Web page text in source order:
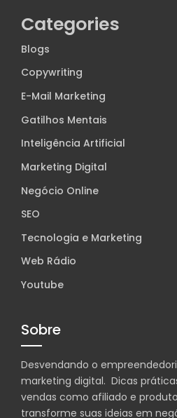
Categories
Blogs
Copywriting
E-Mail Marketing
Gatilhos Mentais
Inteligência Artificial
Marketing Digital
Negócio Online
SEO
Tecnologia e Marketing
Web Rádio
Youtube
Sobre
Desvendando o
marketing digital. Dicas
vendas como afiliado e
transforme suas ideias em